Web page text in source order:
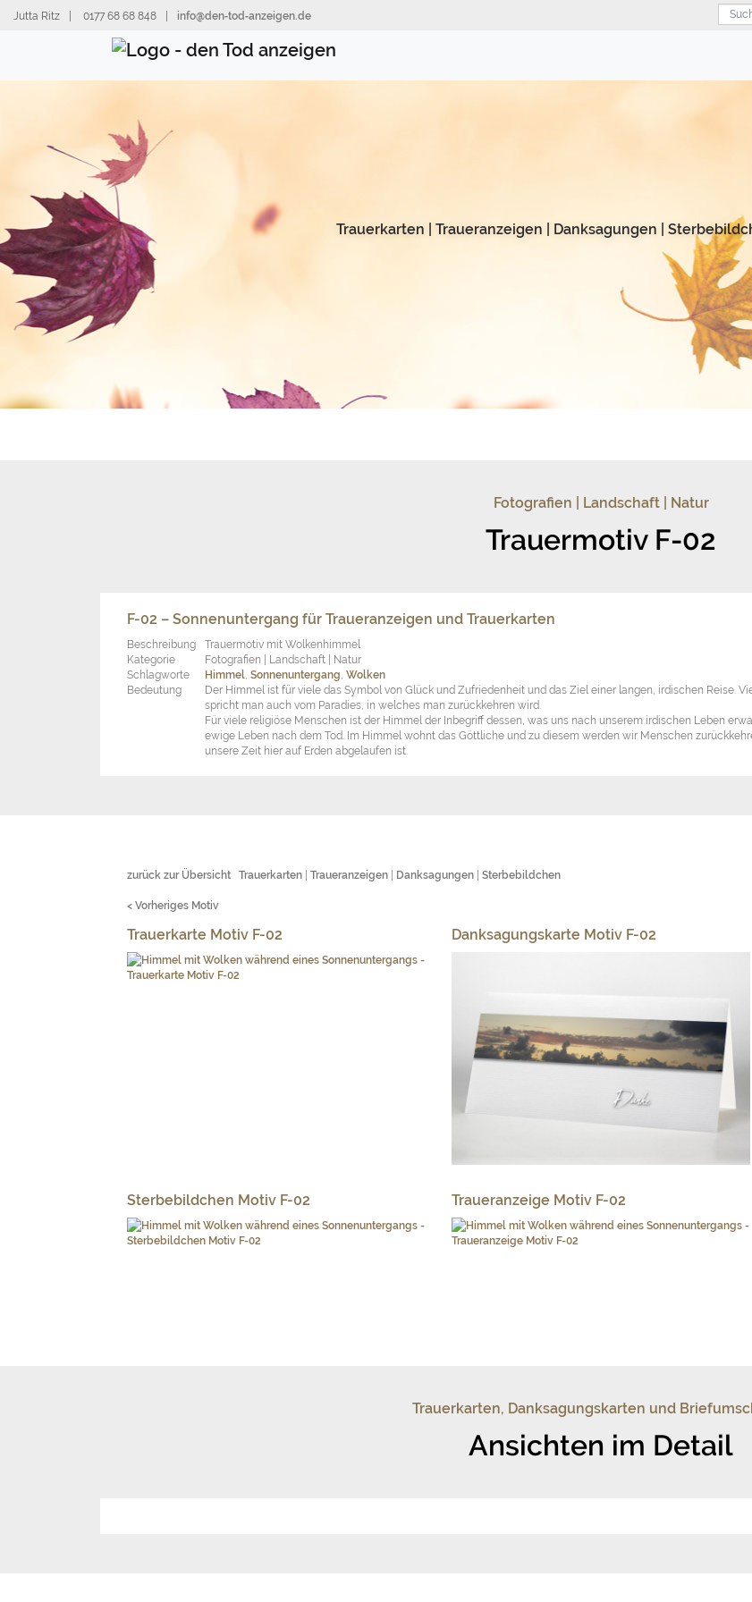
zumJutta Ritz 0177 68 68 848 info@den‑tod‑anzeigen.de
Trauerkarten Traueranzeigen Danksagungen
Fotografien | Landschaft | Natur
Trauermotiv F-02
F-02 – Sonnenuntergang für Traueranzeigen und Trauerkarten
Beschreibung
Trauermotiv mit Wolkenhimmel
Kategorie
Fotografien | Landschaft | Natur
Schlagworte
Himmel, Sonnenuntergang, Wolken
Bedeutung
Der Himmel ist für viele das Symbol von Glück und Zufriedenheit und das Ziel einer langen, irdischen Reise.
spricht man auch vom Paradies, in welches man zurückkehren wird.
Für viele religiöse Menschen ist der Himmel der Inbegriff dessen, was uns nach unserem irdischen Leben
ewige Leben nach dem Tod. Im Himmel wohnt das Göttliche und zu diesem werden wir Menschen
unsere Zeit hier auf Erden abgelaufen ist.
zurück zur Übersicht Trauerkarten Traueranzeigen Danksagungen Sterbebildchen
< Vorheriges Motiv
Trauerkarte Motiv F-02 Danksagungskarte Motiv F-02
Sterbebildchen Motiv F-02 Traueranzeige Motiv F-02
Trauerkarten, Danksagungskarten und
Ansichten im Detail